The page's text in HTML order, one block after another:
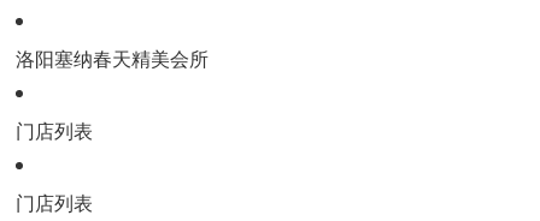
洛阳塞纳春天精美会所
门店列表
门店列表